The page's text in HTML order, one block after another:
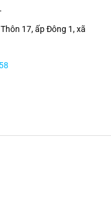
17, ấp Đông 1, xã